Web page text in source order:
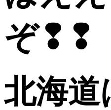
北海